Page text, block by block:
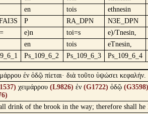
en tois
ethnesin
P RA_DPN
N3E_DPN
e)n toi=s
e)/Tnesin,
en tois
eTnesin,
Ps_109_6_2 Ps_109_6_3 Ps_109_6_4
ἐν ὁδῷ πίεται· διὰ τοῦτο ὑψώσει κεφαλήν.
χειμάρρου (L9826) ἐν (G1722) ὁδῷ (G3598)
drink of the brook in the way; therefore shall